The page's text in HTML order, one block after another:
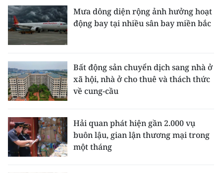
Mưa dông diện rộng ảnh hưởng hoạt
động bay tại nhiều sân bay miền bắc
Bất động sản chuyển dịch sang nhà ở
xã hội, nhà ở cho thuê và thách thức
về cung-cầu
Hải quan phát hiện gần 2.000 vụ
buôn lậu, gian lận thương mại trong
một tháng